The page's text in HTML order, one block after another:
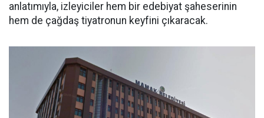
anlatımıyla, izleyiciler hem bir edebiyat şaheserinin
hem de çağdaş tiyatronun keyfini çıkaracak.